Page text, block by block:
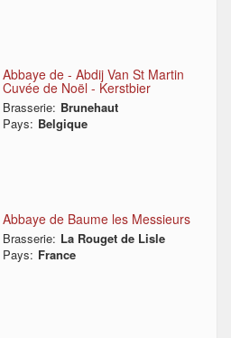
Abbaye de - Abdij Van St Martin
Cuvée de Noël - Kerstbier
Brasserie: Brunehaut
Pays: Belgique
Abbaye de Baume les Messieurs
Brasserie: La Rouget de Lisle
Pays: France